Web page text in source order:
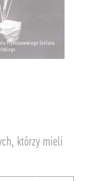
którzy mieli
Prymasowskiego Stefana